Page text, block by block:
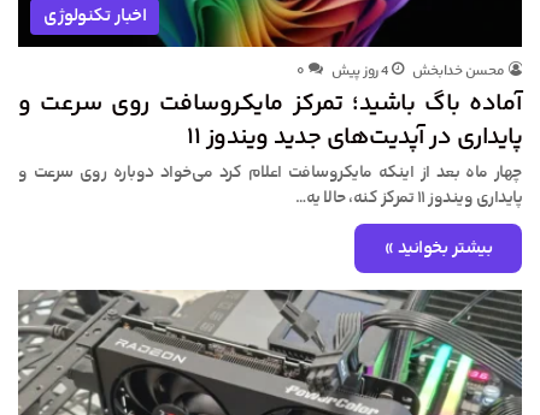
اخبار تکنولوژی
محسن خدابخش 4 روز پیش ۰
آماده باگ باشید؛ تمرکز مایکروسافت روی سرعت و
پایداری در آپدیت‌های جدید ویندوز ۱۱
چهار ماه بعد از اینکه مایکروسافت اعلام کرد می‌خواد دوباره روی سرعت و
پایداری ویندوز ۱۱ تمرکز کنه، حالا یه…
بیشتر بخوانید »